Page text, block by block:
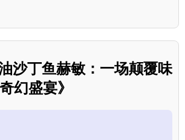
沙丁鱼赫敏：一场颠覆味
幻盛宴》